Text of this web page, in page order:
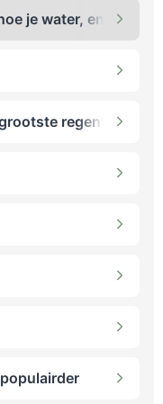
je water, energie
regenton